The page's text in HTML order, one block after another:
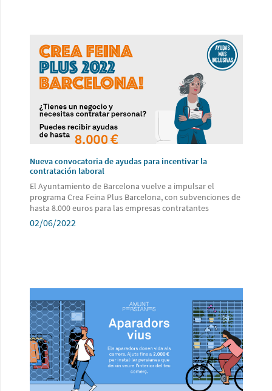
Nueva convocatoria de ayudas para incentivar la
contratación laboral
El Ayuntamiento de Barcelona vuelve a impulsar el
programa Crea Feina Plus Barcelona, ​​con subvenciones de
hasta 8.000 euros para las empresas contratantes
02/06/2022